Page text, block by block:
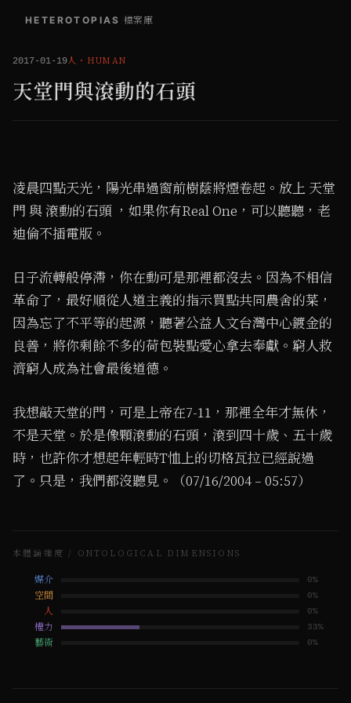
HETEROTOPIAS 檔案庫
2017-01-19人 ・ HUMAN
天堂門與滾動的石頭
凌晨四點天光，陽光串過窗前樹蔭將煙卷起。放上 天堂
門 與 滾動的石頭 ，如果你有Real One，可以聽聽，老
迪倫不插電版。
日子流轉般停滯，你在動可是那裡都沒去。因為不相信
革命了，最好順從人道主義的指示買點共同農舍的菜，
因為忘了不平等的起源，聽著公益人文台灣中心鍍金的
良善，將你剩餘不多的荷包裝點愛心拿去奉獻。窮人救
濟窮人成為社會最後道德。
我想敲天堂的門，可是上帝在7-11，那裡全年才無休，
不是天堂。於是像顆滾動的石頭，滾到四十歲、五十歲
時，也許你才想起年輕時T恤上的切格瓦拉已經說過
了。只是，我們都沒聽見。（07/16/2004 – 05:57）
本體論維度 / ONTOLOGICAL DIMENSIONS
媒介 0%
空間 0%
人 0%
權力 33%
藝術 0%